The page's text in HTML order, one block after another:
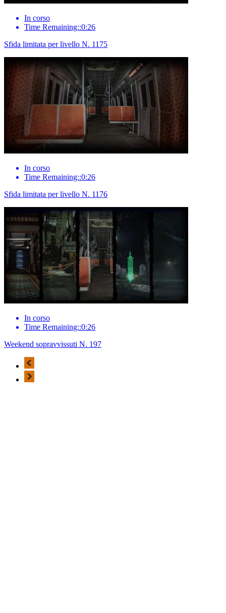
In corso
Time Remaining::0:26
Sfida limitata per livello N. 1175
In corso
Time Remaining::0:26
Sfida limitata per livello N. 1176
In corso
Time Remaining::0:26
Weekend sopravvissuti N. 197